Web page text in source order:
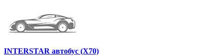
INTERSTAR автобус (X70)